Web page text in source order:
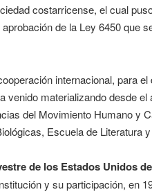
costarricense, el cual
de la Ley 6450 que
internacional, para
venido materializando desde
del Movimiento Humano y
Escuela de Literatura
de los Estados Unidos
y su participación, en